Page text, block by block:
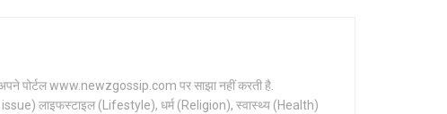
पोर्टल www.newzgossip.com पर साझा नहीं करती है.
लाइफस्टाइल (Lifestyle), धर्म (Religion), स्वास्थ्य (Health)